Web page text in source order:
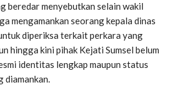
beredar menyebutkan selain wakil
mengamankan seorang kepala dinas
diperiksa terkait perkara yang
hingga kini pihak Kejati Sumsel belum
identitas lengkap maupun status
diamankan.